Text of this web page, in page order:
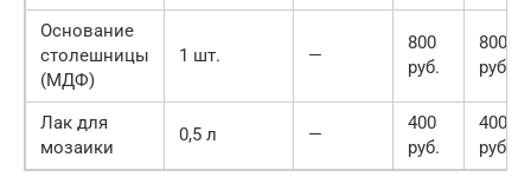
Основание
столешницы
(МДФ)
1 шт. —
800
руб.
800
руб.
Лак для
мозаики
0,5 л —
400
руб.
400
руб.